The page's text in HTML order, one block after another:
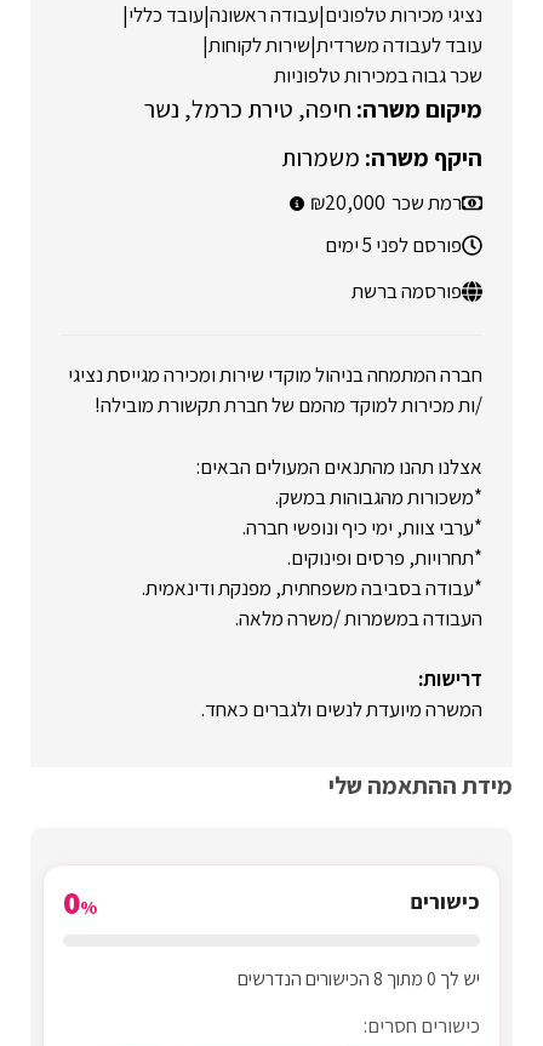
נציגי מכירות טלפונים|עבודה ראשונה|עובד כללי|
עובד לעבודה משרדית|שירות לקוחות|
שכר גבוה במכירות טלפוניות
חיפה טירת כרמל נשר
משמרות
רמת שכר 20,000
פורסם לפני 5 ימים
פורסמה ברשת
חברה המתמחה בניהול מוקדי שירות ומכירה מגייסת נציגי
/ות מכירות למוקד מהמם של חברת תקשורת מובילה!
אצלנו תהנו מהתנאים המעולים הבאים:
*משכורות מהגבוהות במשק.
*ערבי צוות, ימי כיף ונופשי חברה.
*תחרויות, פרסים ופינוקים.
*עבודה בסביבה משפחתית, מפנקת ודינאמית.
העבודה במשמרות /משרה מלאה.
דרישות:
המשרה מיועדת לנשים ולגברים כאחד.
מידת ההתאמה שלי
כישורים 0%
יש לך 0 מתוך 8 הכישורים הנדרשים
כישורים חסרים: